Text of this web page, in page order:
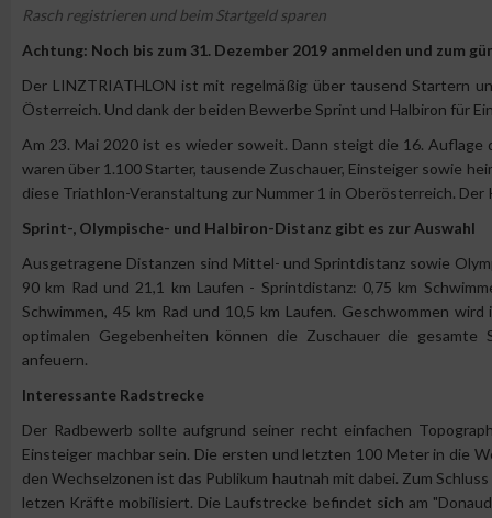
Rasch registrieren und beim Startgeld sparen
Achtung: Noch bis zum 31. Dezember 2019 anmelden und zum
Der LINZTRIATHLON ist mit regelmäßig über tausend Startern
Österreich. Und dank der beiden Bewerbe Sprint und Halbiron für
Am 23. Mai 2020 ist es wieder soweit. Dann steigt die 16.
waren über 1.100 Starter, tausende Zuschauer, Einsteiger sowie
diese Triathlon-Veranstaltung zur Nummer 1 in Oberösterreich.
Sprint-, Olympische- und Halbiron-Distanz gibt es zur Auswahl
Ausgetragene Distanzen sind Mittel- und Sprintdistanz sowie
90 km Rad und 21,1 km Laufen - Sprintdistanz: 0,75 km
Schwimmen, 45 km Rad und 10,5 km Laufen. Geschwommen
optimalen Gegebenheiten können die Zuschauer die
anfeuern.
Interessante Radstrecke
Der Radbewerb sollte aufgrund seiner recht einfachen
Einsteiger machbar sein. Die ersten und letzten 100 Meter in die
den Wechselzonen ist das Publikum hautnah mit dabei. Zum
letzen Kräfte mobilisiert. Die Laufstrecke befindet sich am